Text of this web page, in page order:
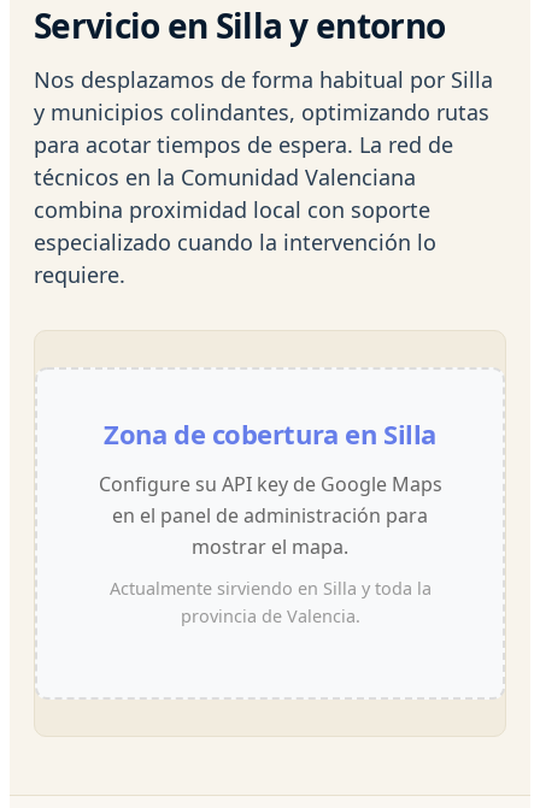
Servicio en Silla y entorno
Nos desplazamos de forma habitual por Silla
y municipios colindantes, optimizando rutas
para acotar tiempos de espera. La red de
técnicos en la Comunidad Valenciana
combina proximidad local con soporte
especializado cuando la intervención lo
requiere.
Zona de cobertura en Silla
Configure su API key de Google Maps
en el panel de administración para
mostrar el mapa.
Actualmente sirviendo en Silla y toda la
provincia de Valencia.